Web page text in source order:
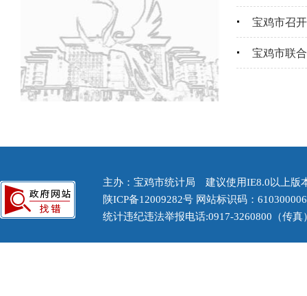
宝鸡市召
宝鸡市联
主办：宝鸡市统计局 建议使用IE8.0以上版
陕ICP备12009282号 网站标识码：
统计违纪违法举报电话:0917-3260800（传